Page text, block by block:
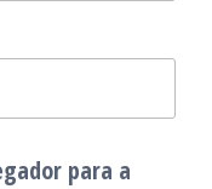
para a